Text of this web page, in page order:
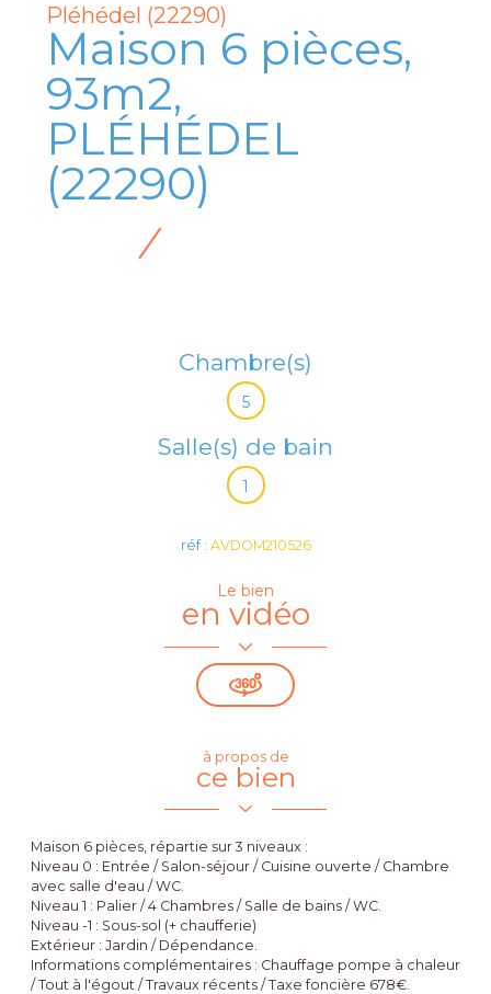
Pléhédel (22290)
Maison 6 pièces,
93m2,
PLÉHÉDEL
(22290)
Chambre(s)
5
Salle(s) de bain
1
réf : AVDOM210526
Le bien
en vidéo
à propos de
ce bien
Maison 6 pièces, répartie sur 3 niveaux :
Niveau 0 : Entrée / Salon-séjour / Cuisine ouverte / Chambre
avec salle d'eau / WC.
Niveau 1 : Palier / 4 Chambres / Salle de bains / WC.
Niveau -1 : Sous-sol (+ chaufferie)
Extérieur : Jardin / Dépendance.
Informations complémentaires : Chauffage pompe à chaleur
/ Tout à l'égout / Travaux récents / Taxe foncière 678€.